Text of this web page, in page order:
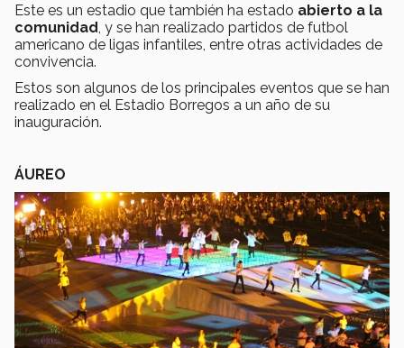
Este es un estadio que también ha estado abierto a la
comunidad , y se han realizado partidos de futbol
americano de ligas infantiles, entre otras actividades de
convivencia.
Estos son algunos de los principales eventos que se han
realizado en el Estadio Borregos a un año de su
inauguración.
ÁUREO